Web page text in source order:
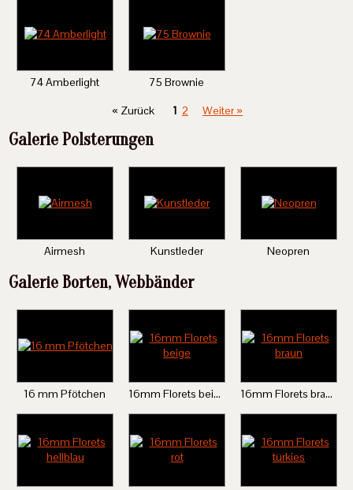
74 Amberlight
75 Brownie
« Zurück
1 2 Weiter »
Galerie Polsterungen
Airmesh Kunstleder Neopren
Galerie Borten, Webbänder
16 mm Pfötchen 16mm Florets beige 16mm Florets braun